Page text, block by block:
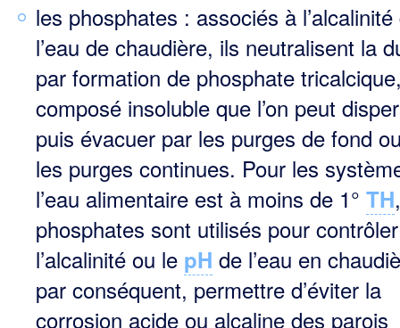
les phosphates : associés à l’alcalinité
l’eau de chaudière, ils neutralisent la
par formation de phosphate
composé insoluble que l’on peut
puis évacuer par les purges de fond
les purges continues. Pour les
l’eau alimentaire est à moins de 1° TH
phosphates sont utilisés pour contrôler
l’alcalinité ou le pH de l’eau en
par conséquent, permettre d’éviter la
corrosion acide ou alcaline des parois